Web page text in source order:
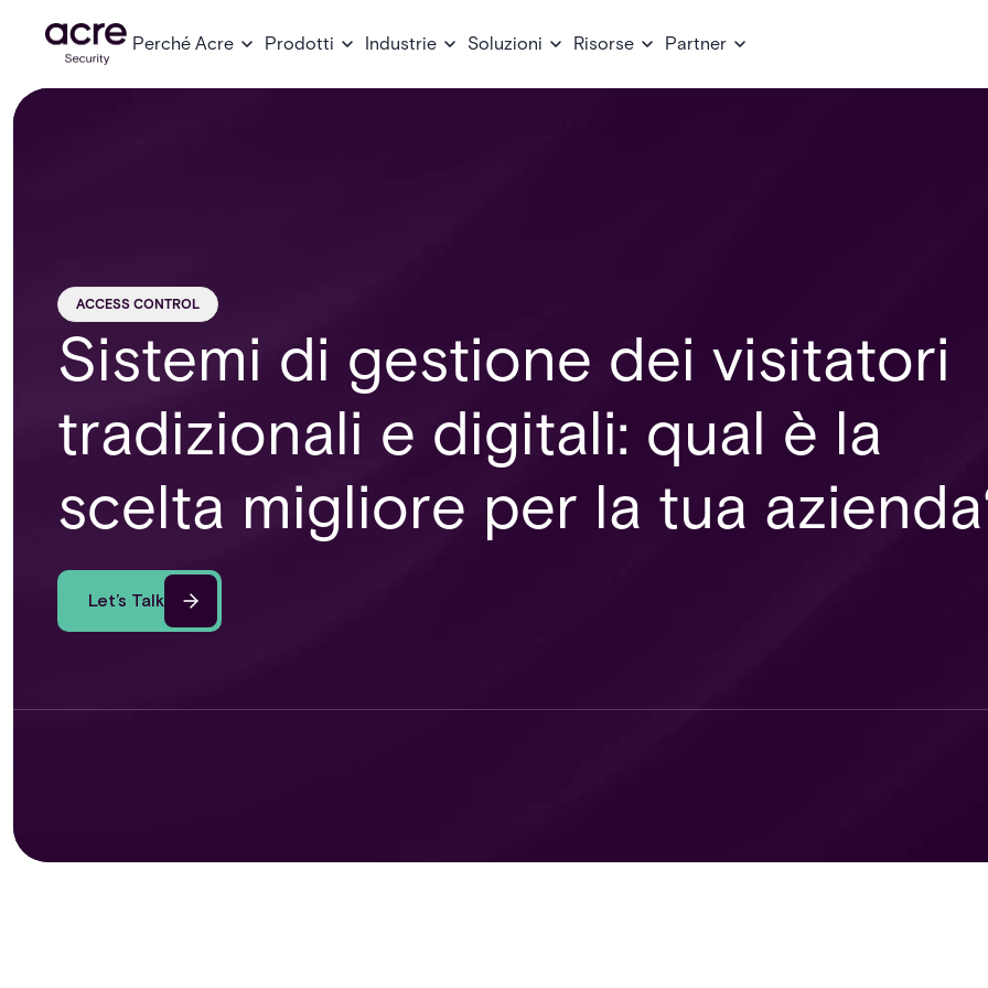
Perché Acre Prodotti Industrie Soluzioni Risorse Partner
ACCESS CONTROL
Sistemi di gestione dei visitatori
tradizionali e digitali: qual è la
scelta migliore per la tua
Let’s Talk